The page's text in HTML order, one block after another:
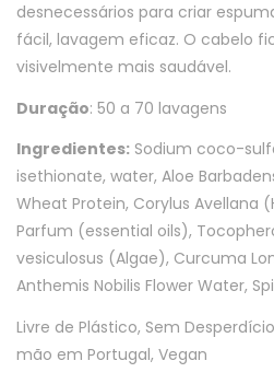
desnecessários para criar
fácil, lavagem eficaz. O cabelo
visivelmente mais saudável.
Duração: 50 a 70 lavagens
Ingredientes: Sodium coco-
isethionate, water, Aloe
Wheat Protein, Corylus Avellana
Parfum (essential oils),
vesiculosus (Algae), Curcuma
Anthemis Nobilis Flower Water,
Livre de Plástico, Sem
mão em Portugal, Vegan